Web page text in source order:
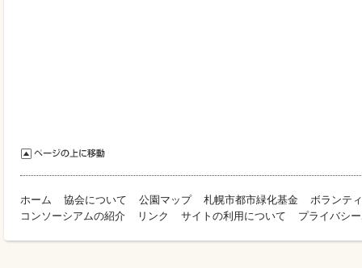
ホーム 協会について 公園マップ 札幌市都市緑化基金
ボランテ
コンソーシアムの紹介
リンク サイトの利用について プライバシ